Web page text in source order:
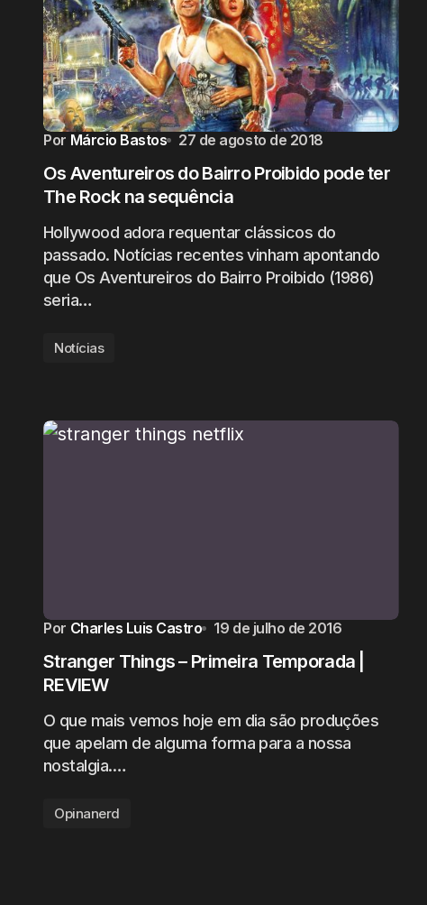
Por Márcio Bastos 27 de agosto de 2018
Os Aventureiros do Bairro Proibido pode ter
The Rock na sequência
Hollywood adora requentar clássicos do
passado. Notícias recentes vinham apontando
que Os Aventureiros do Bairro Proibido (1986)
seria…
Notícias
Por Charles Luis Castro 19 de julho de 2016
Stranger Things – Primeira Temporada |
REVIEW
O que mais vemos hoje em dia são produções
que apelam de alguma forma para a nossa
nostalgia.…
Opinanerd